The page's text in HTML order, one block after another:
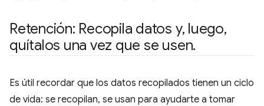
Retención: Recopila datos y, luego,
quítalos una vez que se usen.
Es útil recordar que los datos recopilados tienen un ciclo
de vida: se recopilan, se usan para ayudarte a tomar